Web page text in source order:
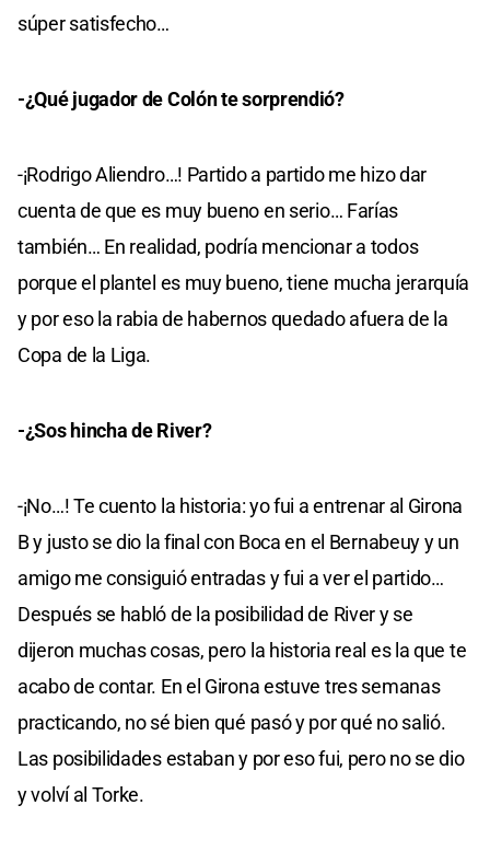
súper satisfecho…
-¿Qué jugador de Colón te sorprendió?
-¡Rodrigo Aliendro…! Partido a partido me hizo dar
cuenta de que es muy bueno en serio… Farías
también… En realidad, podría mencionar a todos
porque el plantel es muy bueno, tiene mucha jerarquía
y por eso la rabia de habernos quedado afuera de la
Copa de la Liga.
-¿Sos hincha de River?
-¡No…! Te cuento la historia: yo fui a entrenar al Girona
B y justo se dio la final con Boca en el Bernabeuy y un
amigo me consiguió entradas y fui a ver el partido…
Después se habló de la posibilidad de River y se
dijeron muchas cosas, pero la historia real es la que te
acabo de contar. En el Girona estuve tres semanas
practicando, no sé bien qué pasó y por qué no salió.
Las posibilidades estaban y por eso fui, pero no se dio
y volví al Torke.